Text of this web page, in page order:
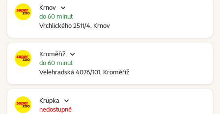
Krnov
Vrchlického 2511/4, Krnov
do 60 minut
Kroměříž
Velehradská 4076/101, Kroměříž
do 60 minut
Krupka
nedostupné